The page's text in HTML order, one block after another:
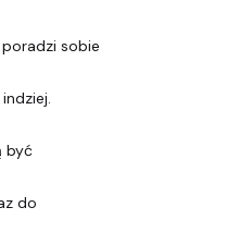
sobie
być
do